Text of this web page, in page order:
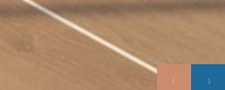
Onze aanbiedingen
Over ons